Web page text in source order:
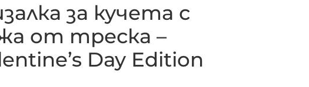
за кучета с
от треска –
Day Edition